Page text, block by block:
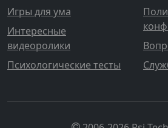
Игры для ума
Интересные
видеоролики
Психологические тесты